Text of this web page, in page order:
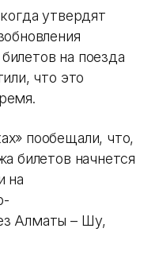
утвердят
на поезда
что это
пообещали, что,
билетов начнется
на
Алматы – Шу,